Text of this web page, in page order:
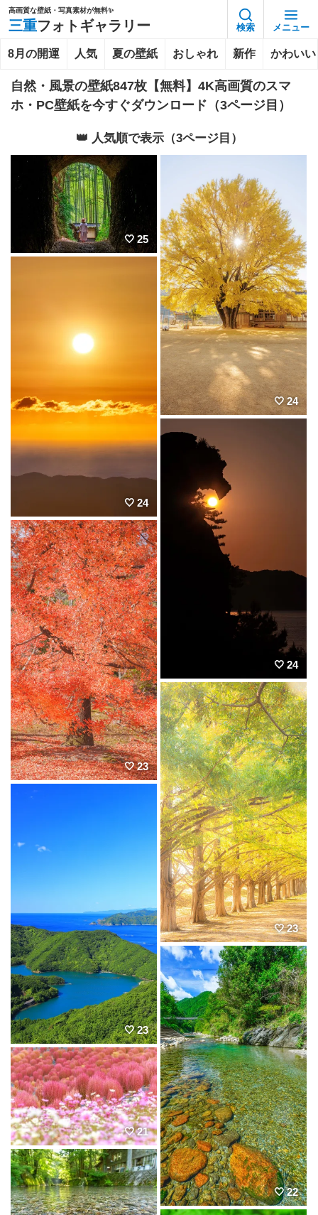
高画質な壁紙・写真素材が無料✨️
三重フォトギャラリー 検索 メニュー
8月の開運 人気 夏の壁紙 おしゃれ 新作 かわいい
自然・風景の壁紙847枚【無料】4K高画質のスマ
ホ・PC壁紙を今すぐダウンロード（3ページ目）
👑 人気順で表示（3ページ目）
25
24
24
24
23
23
23
22
21